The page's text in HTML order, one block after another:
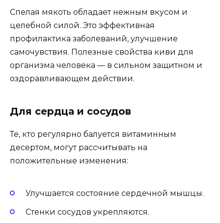
Спелая мякоть обладает нежным вкусом и
целебной силой. Это эффективная
профилактика заболеваний, улучшение
самочувствия. Полезные свойства киви для
организма человека — в сильном защитном и
оздоравливающем действии.
Для сердца и сосудов
Те, кто регулярно балуется витаминным
десертом, могут рассчитывать на
положительные изменения:
Улучшается состояние сердечной мышцы.
Стенки сосудов укрепляются.